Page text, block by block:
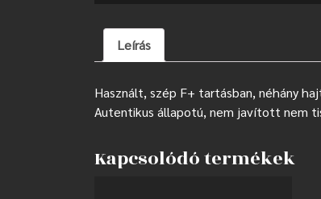
Leírás
Használt, szép F+ tartásban, néhány
Autentikus állapotú, nem javított nem
Kapcsolódó termékek